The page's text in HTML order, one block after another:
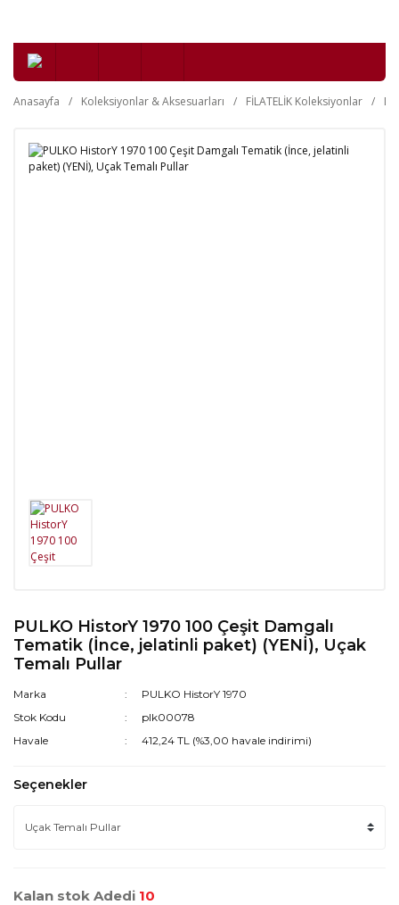
Anasayfa Koleksiyonlar & Aksesuarları FİLATELİK Koleksiyonlar
PULKO HistorY 1970 100 Çeşit Damgalı
Tematik (İnce, jelatinli paket) (YENİ), Uçak
Temalı Pullar
Marka
PULKO HistorY 1970
Stok Kodu
plk00078
Havale
412,24 TL (%3,00 havale indirimi)
Seçenekler
Kalan stok Adedi 10